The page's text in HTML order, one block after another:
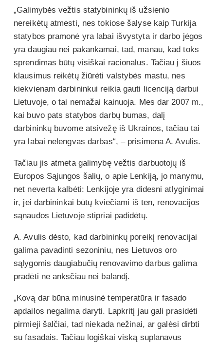
„Galimybės vežtis statybininkų iš užsienio
nereikėtų atmesti, nes tokiose šalyse kaip Turkija
statybos pramonė yra labai išvystyta ir darbo jėgos
yra daugiau nei pakankamai, tad, manau, kad toks
sprendimas būtų visiškai racionalus. Tačiau į šiuos
klausimus reikėtų žiūrėti valstybės mastu, nes
kiekvienam darbininkui reikia gauti licenciją darbui
Lietuvoje, o tai nemažai kainuoja. Mes dar 2007 m.,
kai buvo pats statybos darbų bumas, dalį
darbininkų buvome atsivežę iš Ukrainos, tačiau tai
yra labai nelengvas darbas“, – prisimena A. Avulis.
Tačiau jis atmeta galimybę vežtis darbuotojų iš
Europos Sąjungos šalių, o apie Lenkiją, jo manymu,
net neverta kalbėti: Lenkijoje yra didesni atlyginimai
ir, jei darbininkai būtų kviečiami iš ten, renovacijos
sąnaudos Lietuvoje stipriai padidėtų.
A. Avulis dėsto, kad darbininkų poreikį renovacijai
galima pavadinti sezoniniu, nes Lietuvos oro
sąlygomis daugiabučių renovavimo darbus galima
pradėti ne anksčiau nei balandį.
„Kovą dar būna minusinė temperatūra ir fasado
apdailos negalima daryti. Lapkritį jau gali prasidėti
pirmieji šalčiai, tad niekada nežinai, ar galėsi dirbti
su fasadais. Tačiau logiškai viską suplanavus